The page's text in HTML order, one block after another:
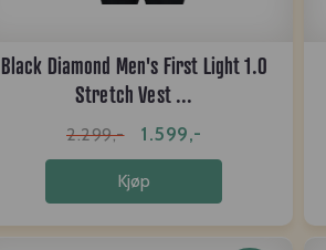
Black Diamond Men's First Light 1.0
Stretch Vest ...
2.299,- 1.599,-
Kjøp